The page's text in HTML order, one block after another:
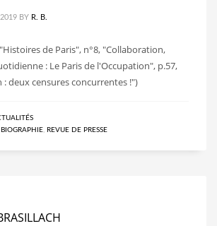
BY R. B.
de Paris", n°8, "Collaboration,
: Le Paris de l'Occupation", p.57,
: deux censures concurrentes !")
BIOGRAPHIE REVUE DE PRESSE